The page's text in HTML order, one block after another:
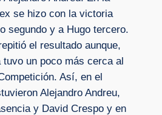
se hizo con la victoria
segundo y a Hugo tercero.
el resultado aunque,
un poco más cerca al
Así, en el
Alejandro Andreu,
y David Crespo y en